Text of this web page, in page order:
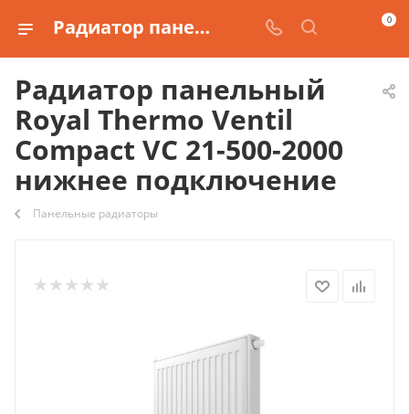
Радиатор панельный Royal Thermo Ventil Compact VC 21-500-2000 нижнее подключение купить 0
Радиатор панельный
Royal Thermo Ventil
Compact VC 21-500-2000
нижнее подключение
Панельные радиаторы